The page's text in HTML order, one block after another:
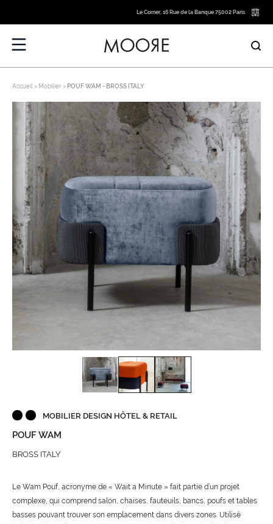
Le Corner, 16 Rue de la Banque 75002 Paris
Accueil Mobilier POUF WAM - BROSS ITALY
MOBILIER DESIGN HÔTEL & RETAIL
POUF WAM
BROSS ITALY
Le Wam Pouf, acronyme de « Wait a Minute » fait partie d’un projet
complexe, qui comprend salon, chaises, fauteuils, bancs, poufs et tables
basses pouvant trouver son emplacement dans divers zones. Utilisé